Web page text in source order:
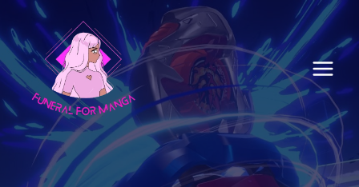
Skip
to
content